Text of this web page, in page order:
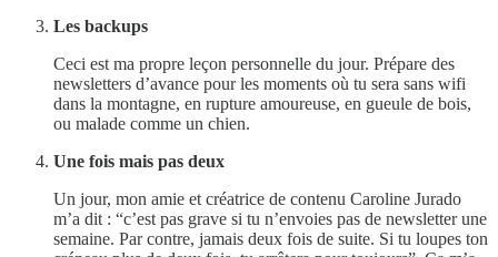
Les backups
Ceci est ma propre leçon personnelle du jour. Prépare des
newsletters d’avance pour les moments où tu sera sans wifi
dans la montagne, en rupture amoureuse, en gueule de bois,
ou malade comme un chien.
Une fois mais pas deux
Un jour, mon amie et créatrice de contenu Caroline Jurado
m’a dit : “c’est pas grave si tu n’envoies pas de newsletter une
semaine. Par contre, jamais deux fois de suite. Si tu loupes ton